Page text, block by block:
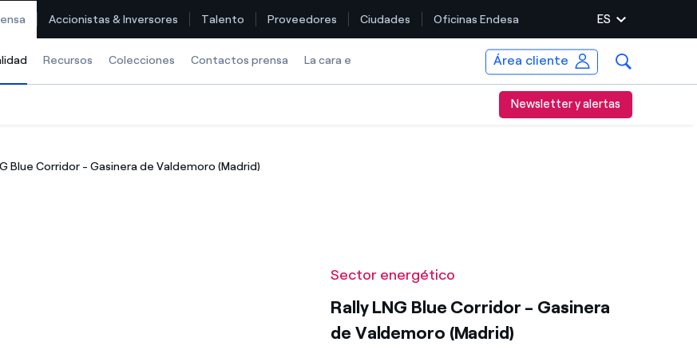
Accionistas & Inversores Talento Proveedores Ciudades Oficinas Endesa ES
Selected item
Recursos Colecciones Contactos prensa La cara e Área cliente
recibido una oferta para cambiar de compañía?
Newsletter y alertas
Blue Corridor - Gasinera de Valdemoro (Madrid)
Sector energético
Rally LNG Blue Corridor - Gasinera
de Valdemoro (Madrid)